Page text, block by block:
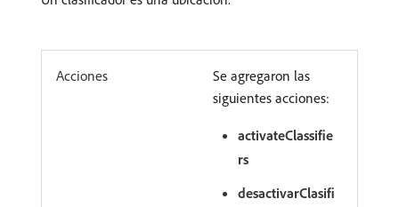
Acciones
Se agregaron las
siguientes acciones:
activateClassifie
rs
desactivarClasifi